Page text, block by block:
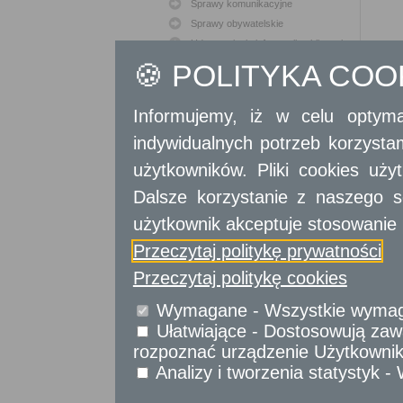
Sprawy komunikacyjne
Sprawy obywatelskie
Udostępnianie informacji publicznej
Usługidla instytucji,
urzędów
🍪 POLITYKA
Informujemy, iż w celu
indywidualnych potrzeb
użytkowników. Pliki cookies
Dalsze korzystanie z naszego
użytkownik akceptuje stosowanie
Przeczytaj politykę prywatności
Przeczytaj politykę cookies
Wymagane - Wszystkie
Ułatwiające - Dostosowują
rozpoznać urządzenie
Analizy i tworzenia statystyk -